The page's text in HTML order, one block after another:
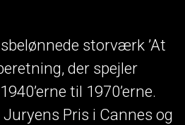
storværk ’At
der spejler
til 1970’erne.
Pris i Cannes og